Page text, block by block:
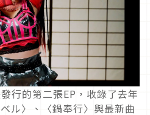
行的第二張EP，收錄了去年
ル〉、〈鍋奉行〉與最新曲